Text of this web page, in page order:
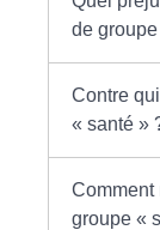
de
Contre
« santé »
groupe «